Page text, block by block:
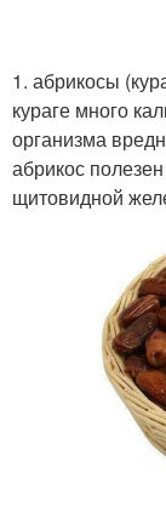
1. абрикосы
кураге много
организма
абрикос
щитовидной